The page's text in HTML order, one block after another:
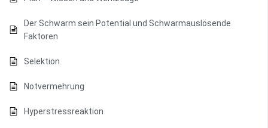
Der Schwarm sein Potential und Schwarmauslösende
Faktoren
Selektion
Notvermehrung
Hyperstressreaktion